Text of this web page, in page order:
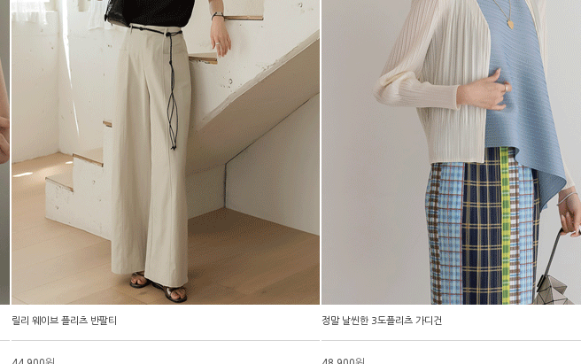
릴리 웨이브 플리츠 반팔티 정말 날씬한 3도플리츠 가디건